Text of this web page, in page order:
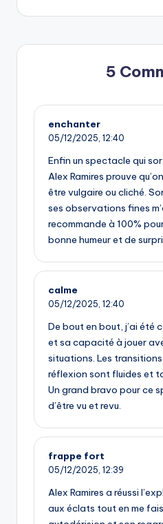
5
enchanter
05/12/2025, 12:40
Enfin un spectacle qui
Alex Ramires prouve
être vulgaire ou cliché.
ses observations fines
recommande à 100%
bonne humeur et de
calme
05/12/2025, 12:40
De bout en bout, j’ai été
et sa capacité à jouer
situations. Les
réflexion sont fluides et
Un grand bravo pour ce
d’être vu et revu.
frappe fort
05/12/2025, 12:39
Alex Ramires a réussi
aux éclats tout en me